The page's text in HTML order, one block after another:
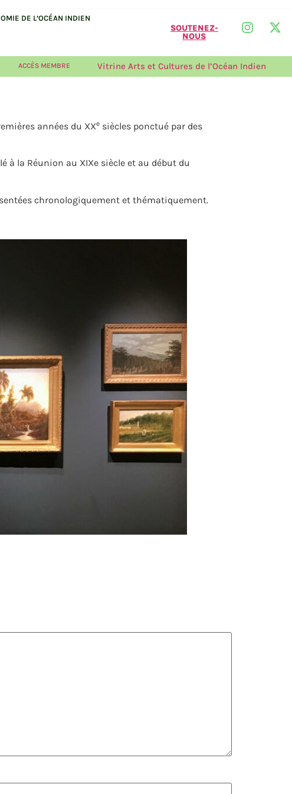
DE L’OCÉAN INDIEN
SOUTENEZ-
NOUS
ACCÈS MEMBRE Vitrine Arts et Cultures de l’Océan Indien
années du XXe siècles ponctué par des
la Réunion au XIXe siècle et au début du
chronologiquement et thématiquement.